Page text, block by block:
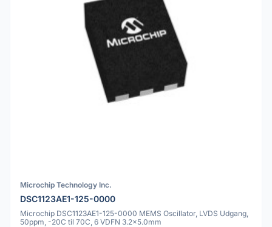
Microchip Technology Inc.
DSC1123AE1-125-0000
Microchip DSC1123AE1-125-0000 MEMS Oscillator, LVDS Udgang,
50ppm, -20C til 70C, 6 VDFN 3.2x5.0mm